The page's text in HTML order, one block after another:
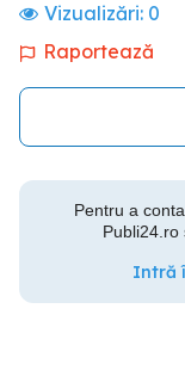
Vizualizări: 0
Raportează
Pentru a
Publi24.ro
Intră